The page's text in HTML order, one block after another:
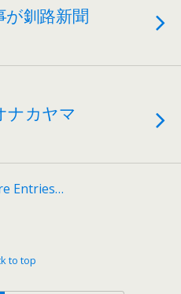
が釧路新聞
ナカヤマ
Entries…
to top